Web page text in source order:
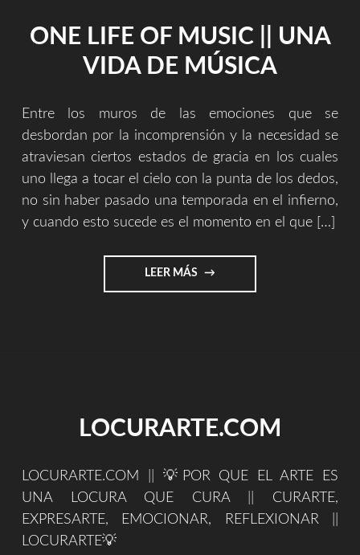
ONE LIFE OF MUSIC || UNA
VIDA DE MÚSICA
Entre los muros de las emociones que se
desbordan por la incomprensión y la necesidad se
atraviesan ciertos estados de gracia en los cuales
uno llega a tocar el cielo con la punta de los dedos,
no sin haber pasado una temporada en el infierno,
y cuando esto sucede es el momento en el que […]
LEER MÁS "ONE
LIFE
LOCURARTE.COM
LOCURARTE.COM || 💡POR QUE EL ARTE ES
UNA LOCURA QUE CURA || CURARTE,
EXPRESARTE, EMOCIONAR, REFLEXIONAR ||
LOCURARTE💡